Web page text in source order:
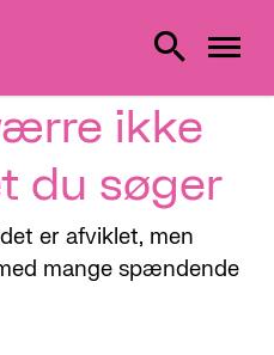
ikke
du søger
er afviklet, men
mange spændende